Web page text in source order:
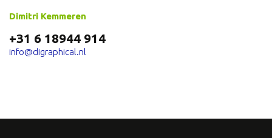
Dimitri Kemmeren
+31 6 18944 914
info@digraphical.nl